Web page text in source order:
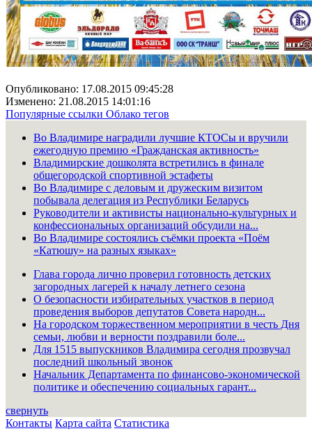
Опубликовано: 17.08.2015 09:45:28
Изменено: 21.08.2015 14:01:16
Популярные ссылки Облако тегов
Во Владимире наградили лучшие КТОСы и вручили
ежегодную премию «Гражданская активность»
Владимирские дошколята встретились в финале
общегородской спортивной эстафеты
Во Владимире с деловым и дружеским визитом
побывала делегация из Республики Беларусь
Руководители и активисты национально-культурных и
конфессиональных организаций обсудили на...
Во Владимире состоялись съёмки проекта «Поём
«Катюшу» на разных языках»
Глава города лично проверил готовность детских
загородных лагерей к началу летнего сезона
О безопасности избирательных участков в период
проведения выборов депутатов Совета народн...
На городском торжественном мероприятии в честь Дня
семьи, любви и верности поздравили боле...
Для 1515 выпускников Владимира сегодня прозвучал
последний школьный звонок
Начальник Департамента по финансово-экономической
политике и обеспечению социальных гарант...
свернуть
Контакты Карта сайта Статистика